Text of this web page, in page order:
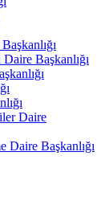
Başkanlığı
Daire
Daire Başkanlığı